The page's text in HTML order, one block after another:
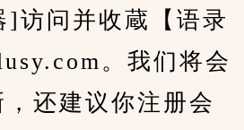
]访问并收蔵【语录
。我们将会
还建议你注册会